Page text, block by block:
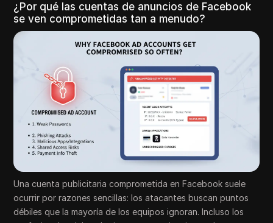
¿Por qué las cuentas de anuncios de Facebook
se ven comprometidas tan a menudo?
Una cuenta publicitaria comprometida en Facebook suele
ocurrir por razones sencillas: los atacantes buscan puntos
débiles que la mayoría de los equipos ignoran. Incluso los